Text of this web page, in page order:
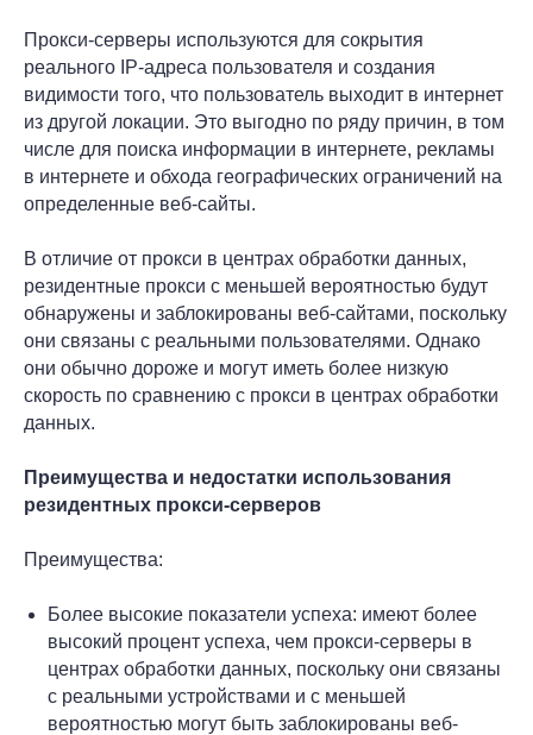
Прокси-серверы используются для сокрытия
реального IP-адреса пользователя и создания
видимости того, что пользователь выходит в интернет
из другой локации. Это выгодно по ряду причин, в том
числе для поиска информации в интернете, рекламы
в интернете и обхода географических ограничений на
определенные веб-сайты.
В отличие от прокси в центрах обработки данных,
резидентные прокси с меньшей вероятностью будут
обнаружены и заблокированы веб-сайтами, поскольку
они связаны с реальными пользователями. Однако
они обычно дороже и могут иметь более низкую
скорость по сравнению с прокси в центрах обработки
данных.
Преимущества и недостатки использования
резидентных прокси-серверов
Преимущества:
Более высокие показатели успеха: имеют более
высокий процент успеха, чем прокси-серверы в
центрах обработки данных, поскольку они связаны
с реальными устройствами и с меньшей
вероятностью могут быть заблокированы веб-